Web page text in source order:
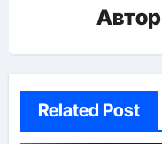
Автор
Related Post